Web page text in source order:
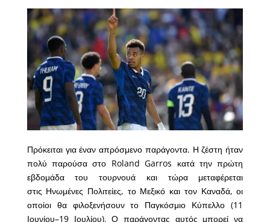
Πρόκειται για έναν απρόσμενο παράγοντα. Η ζέστη ήταν
πολύ παρούσα στο Roland Garros κατά την πρώτη
εβδομάδα του τουρνουά και τώρα μεταφέρεται
στις Ηνωμένες Πολιτείες, το Μεξικό και τον Καναδά, οι
οποίοι θα φιλοξενήσουν το Παγκόσμιο Κύπελλο (11
Ιουνίου–19 Ιουλίου). Ο παράγοντας αυτός μπορεί να